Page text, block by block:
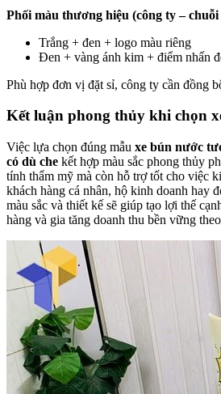
Phối màu thương hiệu (công ty – chuỗi
Trắng + đen + logo màu riêng
Đen + vàng ánh kim + điểm nhấn
Phù hợp đơn vị đặt sỉ, công ty cần đồng
Kết luận phong thủy khi chọn
Việc lựa chọn đúng mẫu xe bún nước
có dù che kết hợp màu sắc phong thủy
tính thẩm mỹ mà còn hỗ trợ tốt cho việc
khách hàng cá nhân, hộ kinh doanh hay
màu sắc và thiết kế sẽ giúp tạo lợi thế
hàng và gia tăng doanh thu bền vững